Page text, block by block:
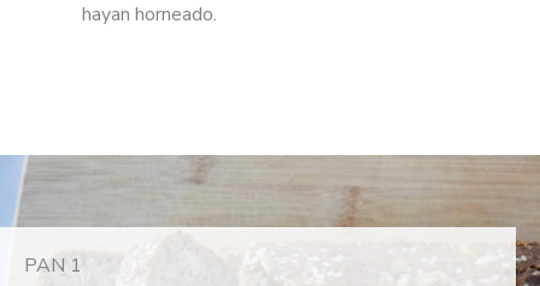
hayan horneado.
PAN 1